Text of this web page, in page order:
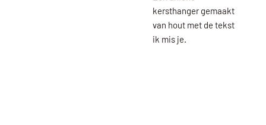
kersthanger gemaakt
van hout met de tekst
ik mis je.